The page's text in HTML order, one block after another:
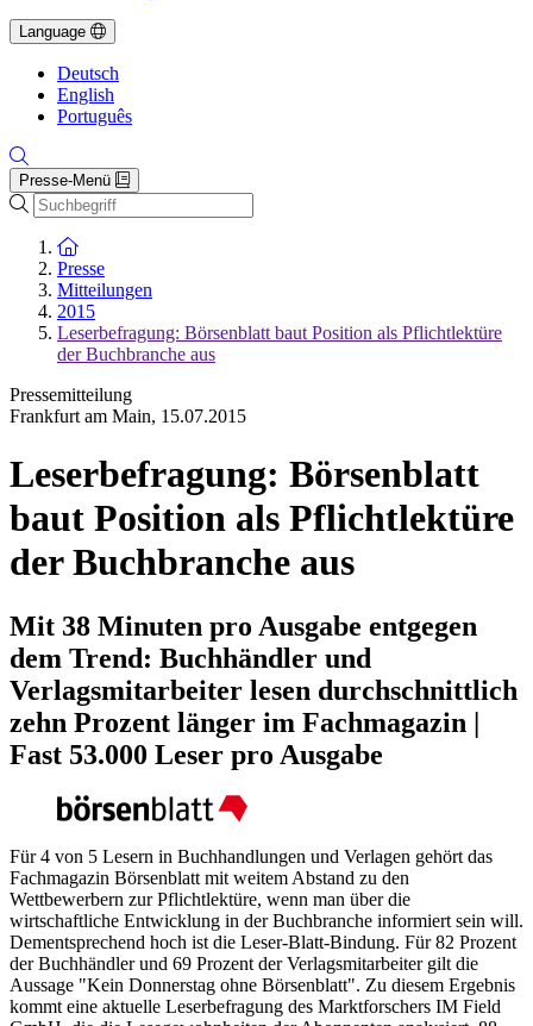
Language
Deutsch
English
Português
Presse-Menü
Suche
Zur Startseite
Presse
Mitteilungen
2015
Leserbefragung: Börsenblatt baut Position als Pflichtlektüre
der Buchbranche aus
Pressemitteilung
Frankfurt am Main, 15.07.2015
Leserbefragung: Börsenblatt
baut Position als Pflichtlektüre
der Buchbranche aus
Mit 38 Minuten pro Ausgabe entgegen
dem Trend: Buchhändler und
Verlagsmitarbeiter lesen durchschnittlich
zehn Prozent länger im Fachmagazin |
Fast 53.000 Leser pro Ausgabe
Für 4 von 5 Lesern in Buchhandlungen und Verlagen gehört das
Fachmagazin Börsenblatt mit weitem Abstand zu den
Wettbewerbern zur Pflichtlektüre, wenn man über die
wirtschaftliche Entwicklung in der Buchbranche informiert sein will.
Dementsprechend hoch ist die Leser-Blatt-Bindung. Für 82 Prozent
der Buchhändler und 69 Prozent der Verlagsmitarbeiter gilt die
Aussage "Kein Donnerstag ohne Börsenblatt". Zu diesem Ergebnis
kommt eine aktuelle Leserbefragung des Marktforschers IM Field